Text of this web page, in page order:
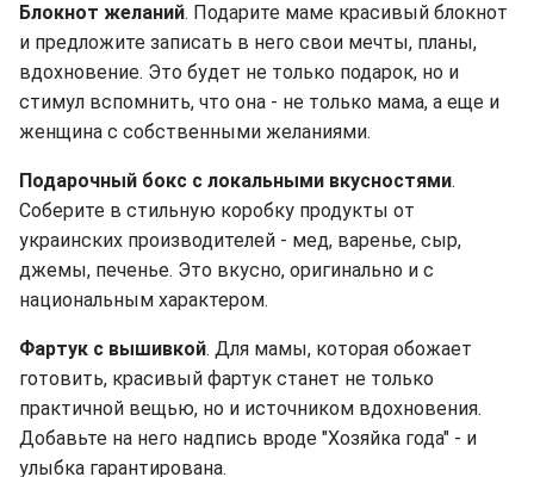
Блокнот желаний. Подарите маме красивый блокнот
и предложите записать в него свои мечты, планы,
вдохновение. Это будет не только подарок, но и
стимул вспомнить, что она - не только мама, а еще и
женщина с собственными желаниями.
Подарочный бокс с локальными вкусностями.
Соберите в стильную коробку продукты от
украинских производителей - мед, варенье, сыр,
джемы, печенье. Это вкусно, оригинально и с
национальным характером.
Фартук с вышивкой. Для мамы, которая обожает
готовить, красивый фартук станет не только
практичной вещью, но и источником вдохновения.
Добавьте на него надпись вроде "Хозяйка года" - и
улыбка гарантирована.